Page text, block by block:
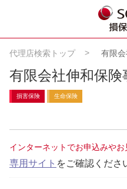
代理店検索トップ 有限
有限会社伸和保険
損害保険 生命保険
インターネットでお申込みや
専用サイト をご確認くださ